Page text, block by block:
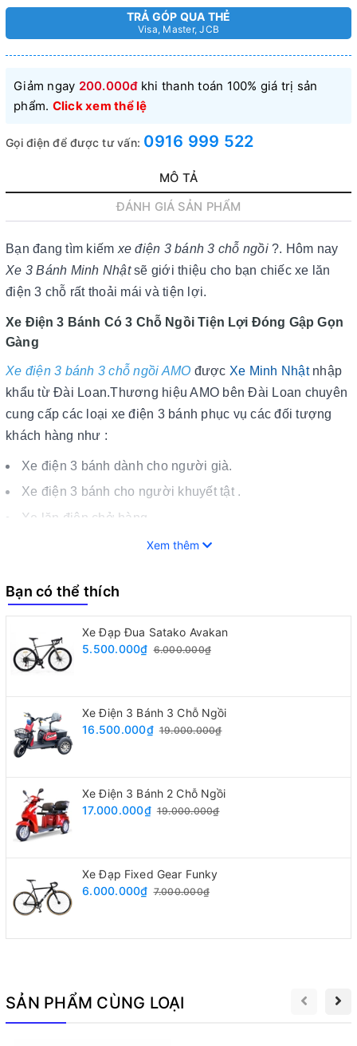
TRẢ GÓP QUA THẺ
Visa, Master, JCB
Giảm ngay 200.000đkhi thanh toán 100% giá trị sản
phẩm. Click xem thể lệ
Gọi điện để được tư vấn: 0916 999 522
MÔ TẢ
ĐÁNH GIÁ SẢN PHẨM
Bạn đang tìm kiếm xe điện 3 bánh 3 chỗ ngồi?. Hôm nay
Xe 3 Bánh Minh Nhậtsẽ giới thiệu cho bạn chiếc xe lăn
điện 3 chỗ rất thoải mái và tiện lợi.
Xe Điện 3 Bánh Có 3 Chỗ Ngồi Tiện Lợi Đóng Gập Gọn
Gàng
Xe điện 3 bánh 3 chỗ ngồi AMO được Xe Minh Nhậtnhập
khẩu từ Đài Loan.Thương hiệu AMO bên Đài Loan chuyên
cung cấp các loại xe điện 3 bánh phục vụ các đối tượng
khách hàng như :
Xe điện 3 bánh dành cho người già.
Xe điện 3 bánh cho người khuyết tật .
Xe lăn điện chở hàng .
Xe điện 3 bánh 2 chỗ ngồi cho người lớn.
Quý khách hàng mua xe lăn điện chính hãng,liên hệ với Xe
Minh Nhật theo địa chỉ sau :
Hotline : 0916 999 522
Ưu Điểm Khi Sử Dụng Xe Lăn Điện 3 Bánh Có Nhiều
vời.
Xem thêm
Bạn có thể thích
Xe Đạp Đua Satako Avakan
5.500.000₫ 6.000.000₫
Xe Điện 3 Bánh 3 Chỗ Ngồi
16.500.000₫ 19.000.000₫
Xe Điện 3 Bánh 2 Chỗ Ngồi
17.000.000₫ 19.000.000₫
Xe Đạp Fixed Gear Funky
6.000.000₫ 7.000.000₫
SẢN PHẨM CÙNG LOẠI